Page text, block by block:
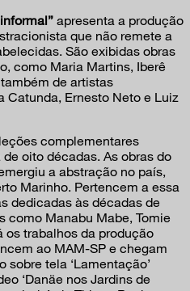
apresenta a produção
que não remete a
São exibidas obras
como Maria Martins, Iberê
de artistas
Catunda, Ernesto Neto e Luiz
complementares
oito décadas. As obras do
a abstração no país,
Marinho. Pertencem a essa
dedicadas às décadas de
como Manabu Mabe, Tomie
os trabalhos da produção
ao MAM-SP e chegam
sobre tela ‘Lamentação’
‘Danäe nos Jardins de